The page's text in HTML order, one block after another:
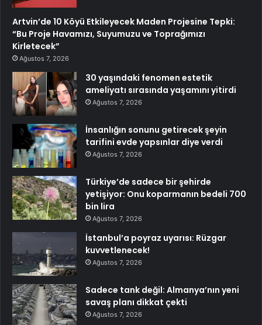
Artvin’de 10 Köyü Etkileyecek Maden Projesine Tepki:
“Bu Proje Havamızı, Suyumuzu ve Toprağımızı
Kirletecek”
Ağustos 7, 2026
30 yaşındaki fenomen estetik
ameliyatı sırasında yaşamını yitirdi
Ağustos 7, 2026
İnsanlığın sonunu getirecek şeyin
tarifini evde yapsınlar diye verdi
Ağustos 7, 2026
Türkiye’de sadece bir şehirde
yetişiyor: Onu koparmanın bedeli 700
bin lira
Ağustos 7, 2026
İstanbul’a poyraz uyarısı: Rüzgar
kuvvetlenecek!
Ağustos 7, 2026
Sadece tank değil: Almanya’nın yeni
savaş planı dikkat çekti
Ağustos 7, 2026